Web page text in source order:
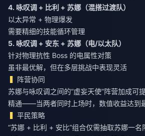
4. 咏叹调 + 比利 + 苏娜（混搭过渡队）
以太异常 + 物理爆发
需要精细的技能循环管理
5. 咏叹调 + 安东 + 苏娜（电/以太队）
针对物理抗性 Boss 的电属性对策
虽非最优解，但在多层挑战中表现灵活
阵营协同
苏娜与咏叹调之间的“虚妄天使”阵营加成可
精通——当两者同时上场时，数值收益达到
平民策略
“苏娜 + 比利 + 安比”组合仅需抽取苏娜一名